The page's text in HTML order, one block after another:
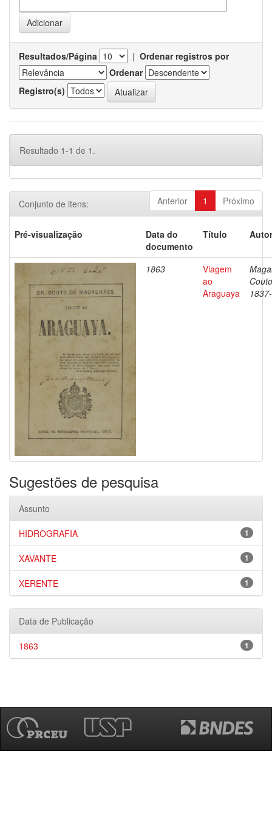
Resultados/Página | Ordenar registros por
Ordenar
Registro(s)
Resultado 1-1 de 1.
Anterior 1 Próximo
Conjunto de itens:
Pré-visualização
Data do
documento
Título
1863
Viagem
ao
Araguaya
Sugestões de pesquisa
Assunto
1
HIDROGRAFIA
1
XAVANTE
1
XERENTE
Data de Publicação
1
1863